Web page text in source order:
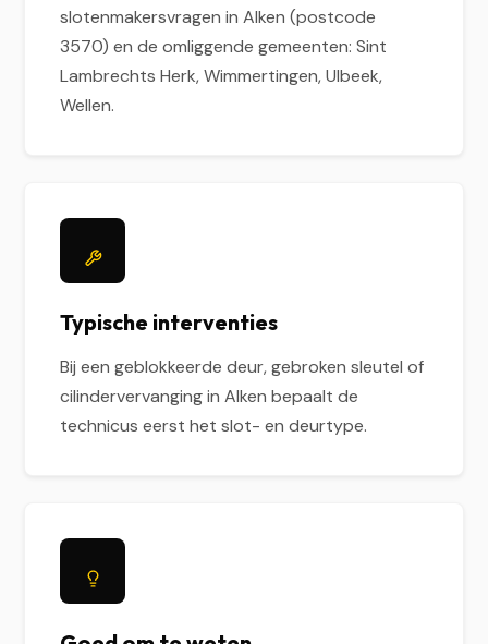
slotenmakersvragen in Alken (postcode
3570) en de omliggende gemeenten: Sint
Lambrechts Herk, Wimmertingen, Ulbeek,
Wellen.
Typische interventies
Bij een geblokkeerde deur, gebroken sleutel of
cilindervervanging in Alken bepaalt de
technicus eerst het slot- en deurtype.